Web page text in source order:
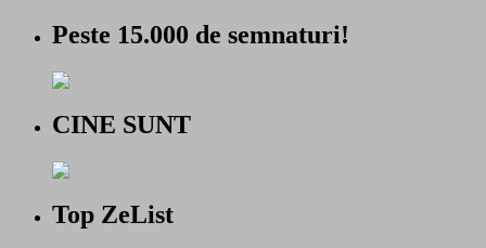
Peste 15.000 de semnaturi!
CINE SUNT
Top ZeList